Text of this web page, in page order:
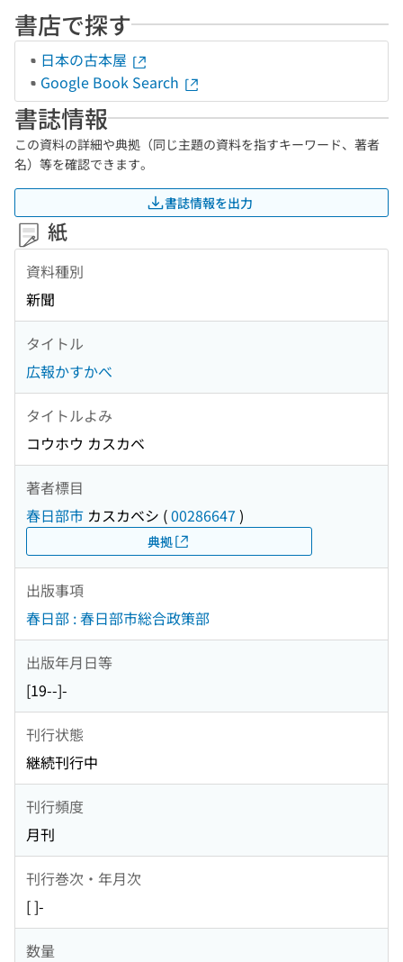
書店で探す
日本の古本屋
Google Book Search
書誌情報
この資料の詳細や典拠（同じ主題の資料を指すキーワード、著者
名）等を確認できます。
書誌情報を出力
紙
資料種別
新聞
タイトル
広報かすかべ
タイトルよみ
コウホウ カスカベ
著者標目
春日部市 カスカベシ (00286647 )
典拠
出版事項
春日部 : 春日部市総合政策部
出版年月日等
[19--]-
刊行状態
継続刊行中
刊行頻度
月刊
刊行巻次・年月次
[ ]-
数量